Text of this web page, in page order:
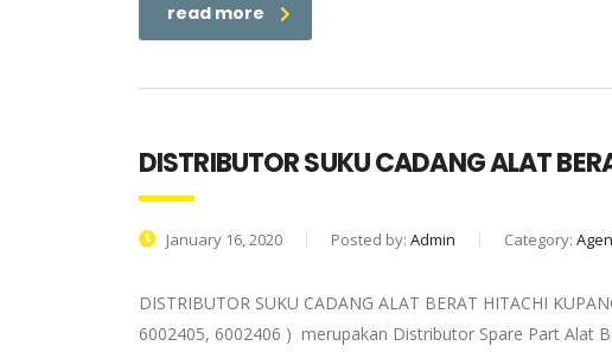
read more
DISTRIBUTOR SUKU CADANG ALAT
January 16, 2020 Posted by: Admin Category:
DISTRIBUTOR SUKU CADANG ALAT BERAT HITACHI
6002405, 6002406 ) merupakan Distributor Spare Part Alat